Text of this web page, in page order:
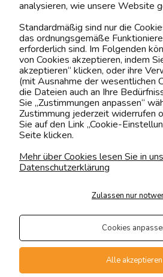
Kontaktiere uns!
0151 12200811
shop@yourhouse24.eu
Mo. - Fr. 07:00-15:00
Transportarten
Der Versand erfolgt
private Spedition
Geprüfte Präsenz
Zahlungsmethoden
analysieren, wie unsere Website
Standardmäßig sind nur die
das ordnungsgemäße
erforderlich sind. Im Folgenden
von Cookies akzeptieren, indem
akzeptieren“ klicken, oder ihre
(mit Ausnahme der wesentlichen
die Dateien auch an Ihre
Sie „Zustimmungen anpassen“
Zustimmung jederzeit widerrufen
Sie auf den Link „Cookie-
Seite klicken.
Mehr über Cookies lesen Sie in
Datenschutzerklärung
Zulassen nur
Cookies
Alle akzeptieren